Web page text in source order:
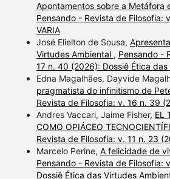
Apontamentos sobre a Metáfora
Pensando - Revista de Filosofia:
VARIA
José Elielton de Sousa,
Virtudes Ambiental , Pensando -
17 n. 40 (2026): Dossiê Ética
Edna Magalhães, Dayvide
pragmatista do infinitismo de
Revista de Filosofia: v. 16 n. 39
Andres Vaccari, Jaime Fisher, EL
COMO OPIÁCEO
Revista de Filosofia: v. 11 n. 23
Marcelo Perine, A felicidade de
Pensando - Revista de Filosofia:
Dossiê Ética das Virtudes